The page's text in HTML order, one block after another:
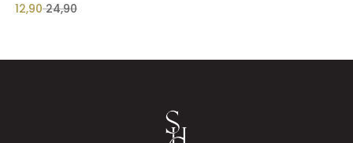
12,9024,90